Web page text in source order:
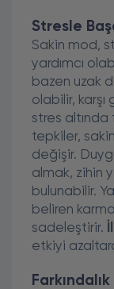
Stresle
Sakin mod,
yardımcı
bazen uzak
olabilir,
stres altında
tepkiler,
değişir.
almak, zihin
bulunabilir.
beliren
sadeleştirir.
etkiyi